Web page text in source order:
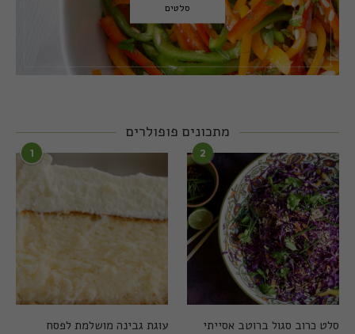
סלטים
מתכונים פופולרים
1
עוגת גבינה מושלמת לפסח
2
סלט כרוב סגול ברוטב אסייתי